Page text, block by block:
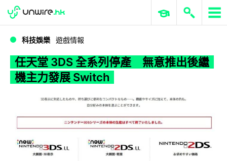
WWDC 2026 ERP 與商業 AI
科技娛樂 遊戲情報
任天堂 3DS 全系列停產 無意推出後繼
機主力發展 Switch